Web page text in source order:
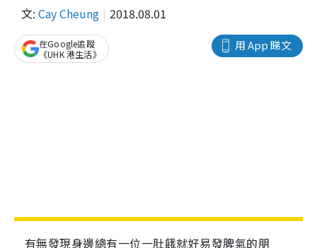
文: Cay Cheung 2018.08.01
用 App 睇文
在Google追蹤
《UHK 港生活》
有無發現身邊總有一位一肚餓就好易發脾氣的朋